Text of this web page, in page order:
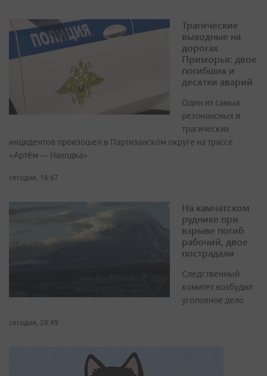
Трагические
выходные на
дорогах
Приморья: двое
погибших и
десятки аварий
Один из самых
резонансных и
трагических
инцидентов произошел в Партизанском округе на трассе
«Артём — Находка»
сегодня, 16:47
На камчатском
руднике при
взрыве погиб
рабочий, двое
пострадали
Следственный
комитет возбудил
уголовное дело
сегодня, 20:49